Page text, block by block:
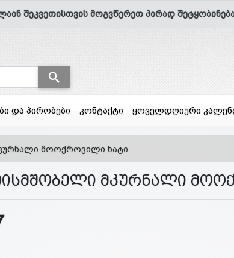
შეკვეთისთვის მოგვწერეთ პირად
და პირობები კონტაქტი ყოველდღიური
მოოქროვილი ხატი
მკურნალი